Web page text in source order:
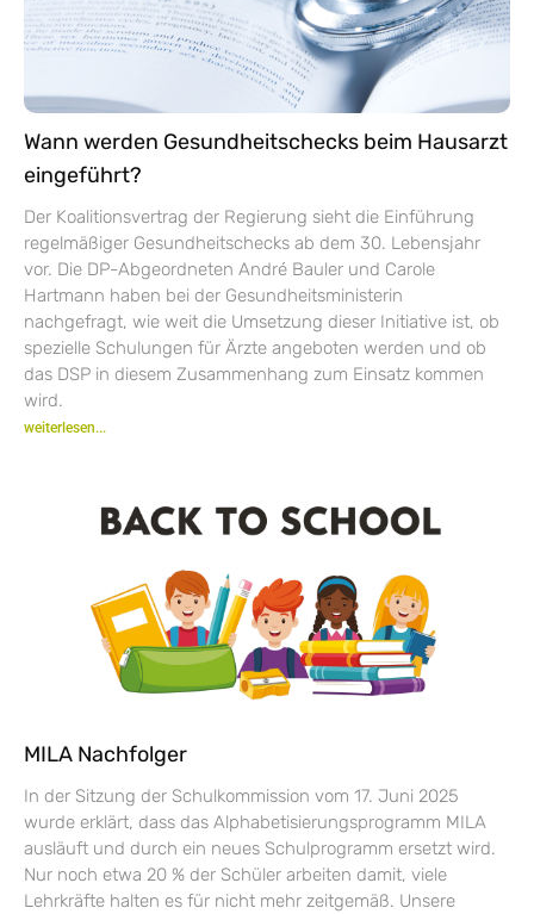
Wann werden Gesundheitschecks beim Hausarzt
eingeführt?
Der Koalitionsvertrag der Regierung sieht die Einführung
regelmäßiger Gesundheitschecks ab dem 30. Lebensjahr
vor. Die DP-Abgeordneten André Bauler und Carole
Hartmann haben bei der Gesundheitsministerin
nachgefragt, wie weit die Umsetzung dieser Initiative ist, ob
spezielle Schulungen für Ärzte angeboten werden und ob
das DSP in diesem Zusammenhang zum Einsatz kommen
wird.
weiterlesen...
MILA Nachfolger
In der Sitzung der Schulkommission vom 17. Juni 2025
wurde erklärt, dass das Alphabetisierungsprogramm MILA
ausläuft und durch ein neues Schulprogramm ersetzt wird.
Nur noch etwa 20 % der Schüler arbeiten damit, viele
Lehrkräfte halten es für nicht mehr zeitgemäß. Unsere